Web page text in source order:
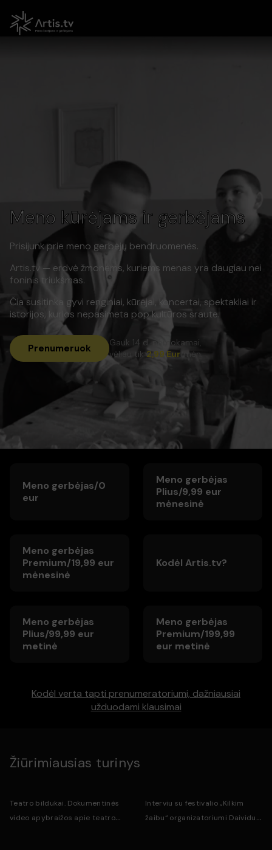
Meno kūrėjams ir gerbėjams
Prisijunk prie meno gerbėjų bendruomenės.
Artis.tv — erdvė žmonėms, kuriems menas yra daugiau nei
foninis triukšmas.
Čia susitinka gyvi renginiai, kūrėjai, koncertai, spektakliai ir
istorijos, kurios nepasimeta pop kultūros sraute.
Prenumeruok
Gauk 14 d. nemokamai,
vėliau tik2,99 Eur /mėn.
Meno gerbėjas/0
eur
Meno gerbėjas
Plius/9,99 eur
mėnesinė
Meno gerbėjas
Premium/19,99 eur
mėnesinė
Kodėl Artis.tv?
Meno gerbėjas
Plius/99,99 eur
metinė
Meno gerbėjas
Premium/199,99
eur metinė
Kodėl verta tapti prenumeratoriumi, dažniausiai
užduodami klausimai
Žiūrimiausias turinys
Teatro bildukai. Dokumentinės
video apybraižos apie teatro
Interviu su festivalio „Kilkim
žaibu“ organizatoriumi Daividu